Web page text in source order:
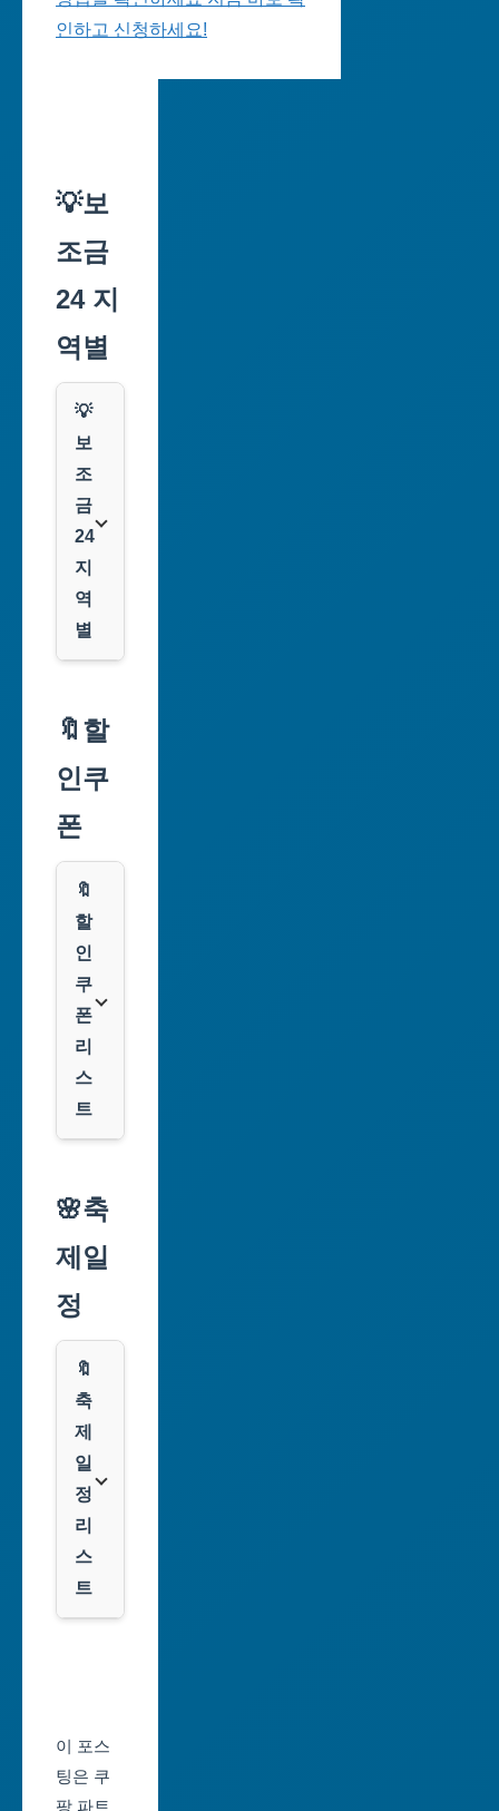
인하고 신청하세요!
💡보
조금
24 지
역별
💡
보
조
금
24
지
역
별
울
특
별
부
산
광
역
시
대
인
광
역
주
광
역
시
대
전
광
광
🔖할
인쿠
폰
🔖
할
인
쿠
폰
리
스
트
리
스
레
쿠
팡
클
룩
🌸축
제일
정
🔖
축
제
일
정
리
스
트
일
정
이 포스
팅은 쿠
팡 파트